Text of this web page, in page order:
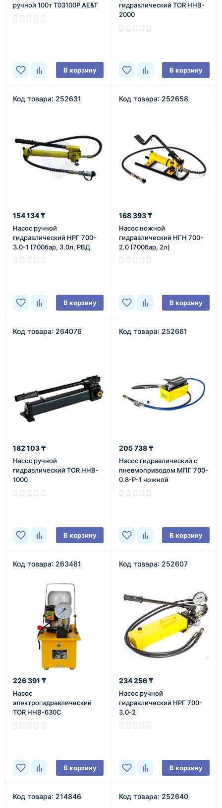
ручной 100т T03100P AE&T
В корзину
гидравлический TOR HHB-
2000
В корзину
Код товара: 252631
154 134 ₸
Насос ручной
гидравлический НРГ 700-
3.0-1 (700бар, 3.0л, РВД
1.8м)
В корзину
Код товара: 252658
168 393 ₸
Насос ножной
гидравлический НГН 700-
2.0 (700бар, 2л)
В корзину
Код товара: 264076
182 103 ₸
Насос ручной
гидравлический TOR HHB-
1000
В корзину
Код товара: 252661
205 738 ₸
Насос гидравлический с
пневмоприводом МПГ 700-
0.8-Р-1 ножной
В корзину
Код товара: 263461
226 391 ₸
Насос
электрогидравлический
TOR HHB-630C
В корзину
Код товара: 252607
234 256 ₸
Насос ручной
гидравлический НРГ 700-
3.0-2
В корзину
Код товара: 214846 Код товара: 252640